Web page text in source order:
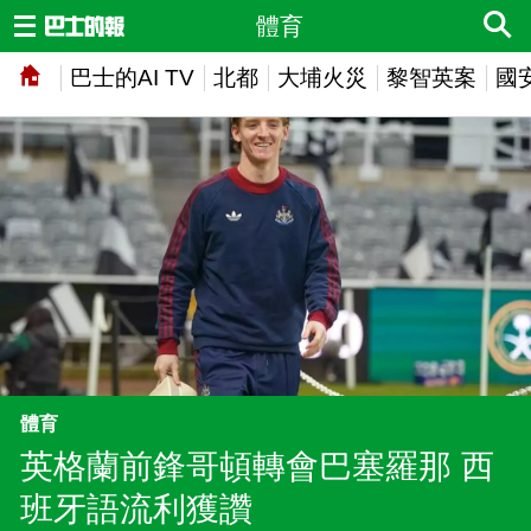
巴士的AI TV 北都 大埔火災 黎智英案 國
體育
體育
英格蘭前鋒哥頓轉會巴塞羅那 西
班牙語流利獲讚